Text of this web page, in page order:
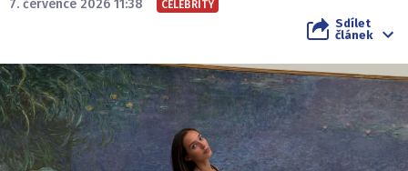
7. července 2026 11:38
CELEBRITY
Sdílet
článek